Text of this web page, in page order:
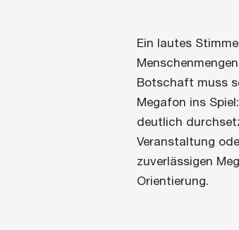
Ein lautes
Botschaft muss
Megafon ins
deutlich
Veranstaltung
zuverlässigen
Orientierung.